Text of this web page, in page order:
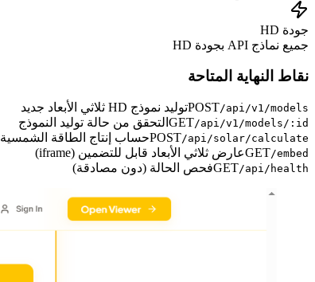
جودة HD
جميع نماذج API بجودة HD
نقاط النهاية المتاحة
POST/api/v1/models
توليد نموذج HD ثلاثي الأبعاد جديد
GET/api/v1/models/:id
التحقق من حالة توليد النموذج
POST/api/solar/calculate
حساب إنتاج الطاقة الشمسية
GET/embed
عارض ثلاثي الأبعاد قابل للتضمين (iframe)
GET/api/health فحص الحالة (دون مصادقة)